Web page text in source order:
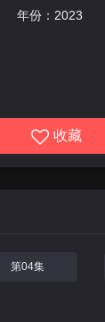
年份： 2023
收藏
第04集